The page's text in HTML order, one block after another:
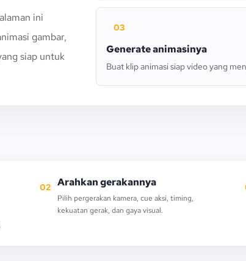
ini
gambar,
siap untuk
03
Generate animasinya
Buat klip animasi siap video yang
02 Arahkan gerakannya
Pilih pergerakan kamera, cue aksi, timing,
kekuatan gerak, dan gaya visual.